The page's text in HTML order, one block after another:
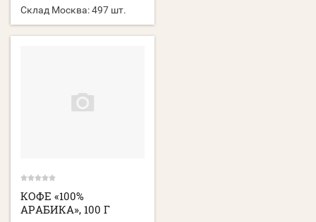
Склад Москва:497 шт.
КОФЕ «100%
АРАБИКА», 100 Г